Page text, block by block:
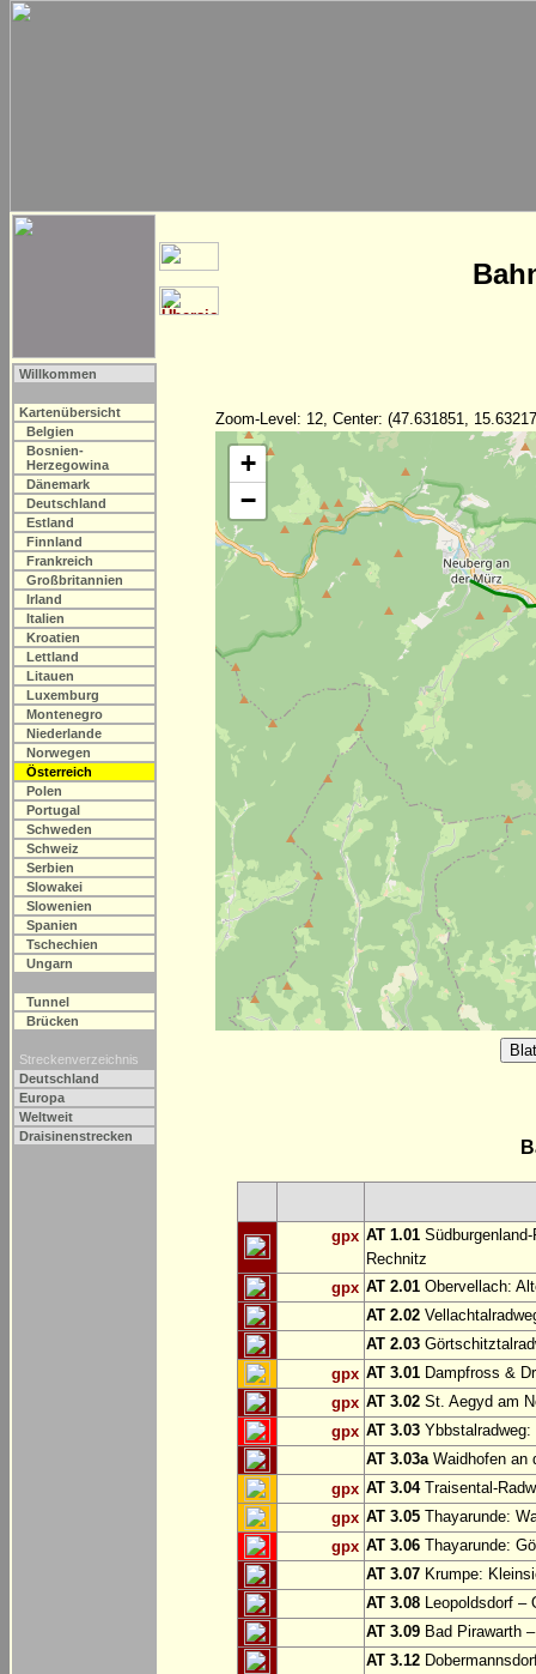
Willkommen
Kartenübersicht
Belgien
Bosnien-
Herzegowina
Dänemark
Deutschland
Estland
Finnland
Frankreich
Großbritannien
Irland
Italien
Kroatien
Lettland
Litauen
Luxemburg
Montenegro
Niederlande
Norwegen
Österreich
Polen
Portugal
Schweden
Schweiz
Serbien
Slowakei
Slowenien
Spanien
Tschechien
Ungarn
Tunnel
Brücken
Streckenverzeichnis
Deutschland
Europa
Weltweit
Draisinenstrecken
Zoom-Level: 12, Center: (47.631851,
+
−
gpx AT 1.01
Rechnitz
gpx AT 2.01 Obervellach:
AT 2.02
AT 2.03
gpx AT 3.01 Dampfross &
gpx AT 3.02 St. Aegyd am
gpx AT 3.03
AT 3.03aWaidhofen an
gpx AT 3.04Traisental-
gpx AT 3.05 Thayarunde:
gpx AT 3.06 Thayarunde:
AT 3.07 Krumpe:
AT 3.08 Leopoldsdorf –
AT 3.09 Bad Pirawarth
AT 3.12